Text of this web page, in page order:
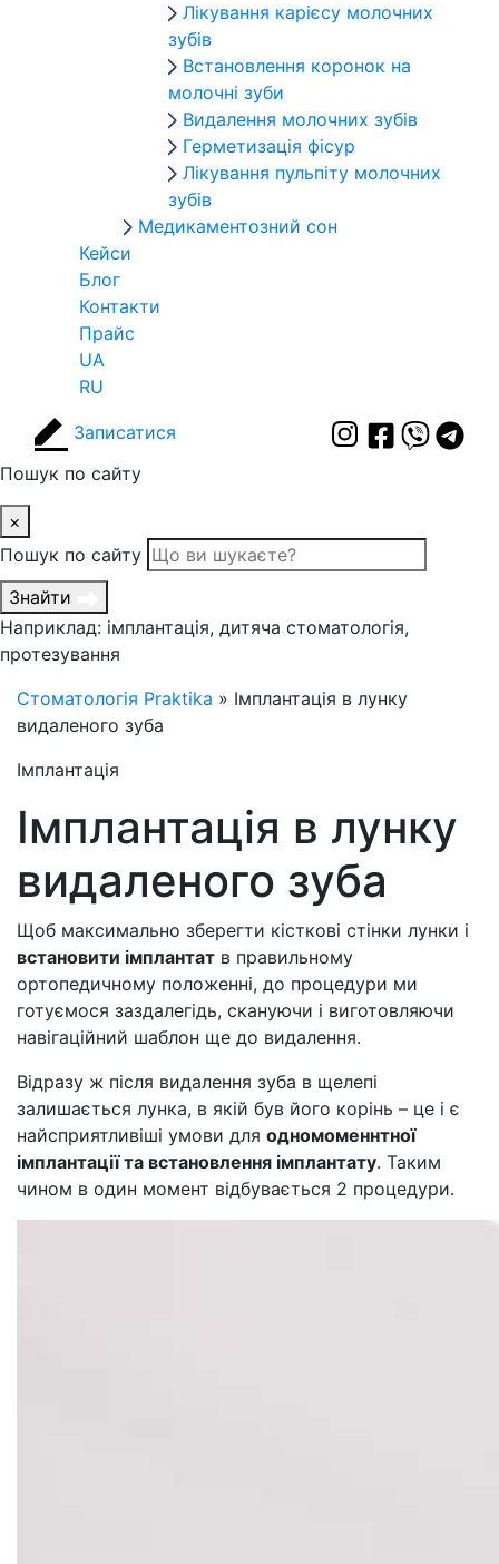
Лікування карієсу молочних
зубів
Встановлення коронок на
молочні зуби
Видалення молочних зубів
Герметизація фісур
Лікування пульпіту молочних
зубів
Медикаментозний сон
Кейси
Блог
Контакти
Прайс
UA
RU
Записатися
Пошук по сайту
×
Пошук по сайту
Знайти
Наприклад: імплантація, дитяча стоматологія,
протезування
Стоматологія Praktika » Імплантація в лунку
видаленого зуба
Імплантація
Імплантація в лунку
видаленого зуба
Щоб максимально зберегти кісткові стінки лунки і
встановити імплантат в правильному
ортопедичному положенні, до процедури ми
готуємося заздалегідь, скануючи і виготовляючи
навігаційний шаблон ще до видалення.
Відразу ж після видалення зуба в щелепі
залишається лунка, в якій був його корінь – це і є
найсприятливіші умови для одномоменнтної
імплантації та встановлення імплантату. Таким
чином в один момент відбувається 2 процедури.